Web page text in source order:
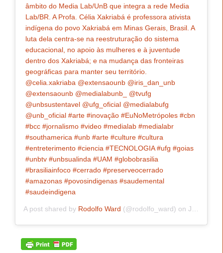
âmbito do Media Lab/UnB que integra a rede Media
Lab/BR. A Profa. Célia Xakriabá é professora ativista
indígena do povo Xakriabá em Minas Gerais, Brasil. A
luta dela centra-se na reestruturação do sistema
educacional, no apoio às mulheres e à juventude
dentro dos Xakriabá; e na mudança das fronteiras
geográficas para manter seu território.
@celia.xakriaba @extensaounb @iris_dan_unb
@extensaounb @medialabunb_ @tvufg
@unbsustentavel @ufg_oficial @medialabufg
@unb_oficial #arte #inovação #EuNoMetrópoles #cbn
#bcc #jornalismo #video #medialab #medialabr
#southamerica #unb #arte #culture #cultura
#entreterimento #ciencia #TECNOLOGIA #ufg #goias
#unbtv #unbsualinda #UAM #globobrasilia
#brasiliainfoco #cerrado #preserveocerrado
#amazonas #povosindigenas #saudemental
#saudeindigena
A post shared by Rodolfo Ward (@rodolfo_ward) on Jun 9, 2020 at 1:14pm PDT